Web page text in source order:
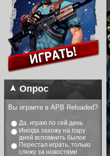
Опрос
Вы играете в APB Reloaded?
Да, играю по сей день
Иногда захожу на пару
дней вспомнить былое
Перестал играть, только
слежу за новостями